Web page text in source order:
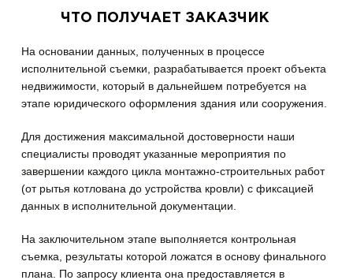
ЧТО ПОЛУЧАЕТ ЗАКАЗЧИК
На основании данных, полученных в процессе
исполнительной съемки, разрабатывается проект объекта
недвижимости, который в дальнейшем потребуется на
этапе юридического оформления здания или сооружения.
Для достижения максимальной достоверности наши
специалисты проводят указанные мероприятия по
завершении каждого цикла монтажно-строительных работ
(от рытья котлована до устройства кровли) с фиксацией
данных в исполнительной документации.
На заключительном этапе выполняется контрольная
съемка, результаты которой ложатся в основу финального
плана. По запросу клиента она предоставляется в